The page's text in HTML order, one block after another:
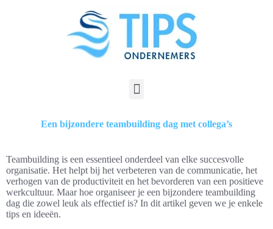
Een bijzondere teambuilding dag met collega’s
Teambuilding is een essentieel onderdeel van elke succesvolle
organisatie. Het helpt bij het verbeteren van de communicatie, het
verhogen van de productiviteit en het bevorderen van een positieve
werkcultuur. Maar hoe organiseer je een bijzondere teambuilding
dag die zowel leuk als effectief is? In dit artikel geven we je enkele
tips en ideeën.